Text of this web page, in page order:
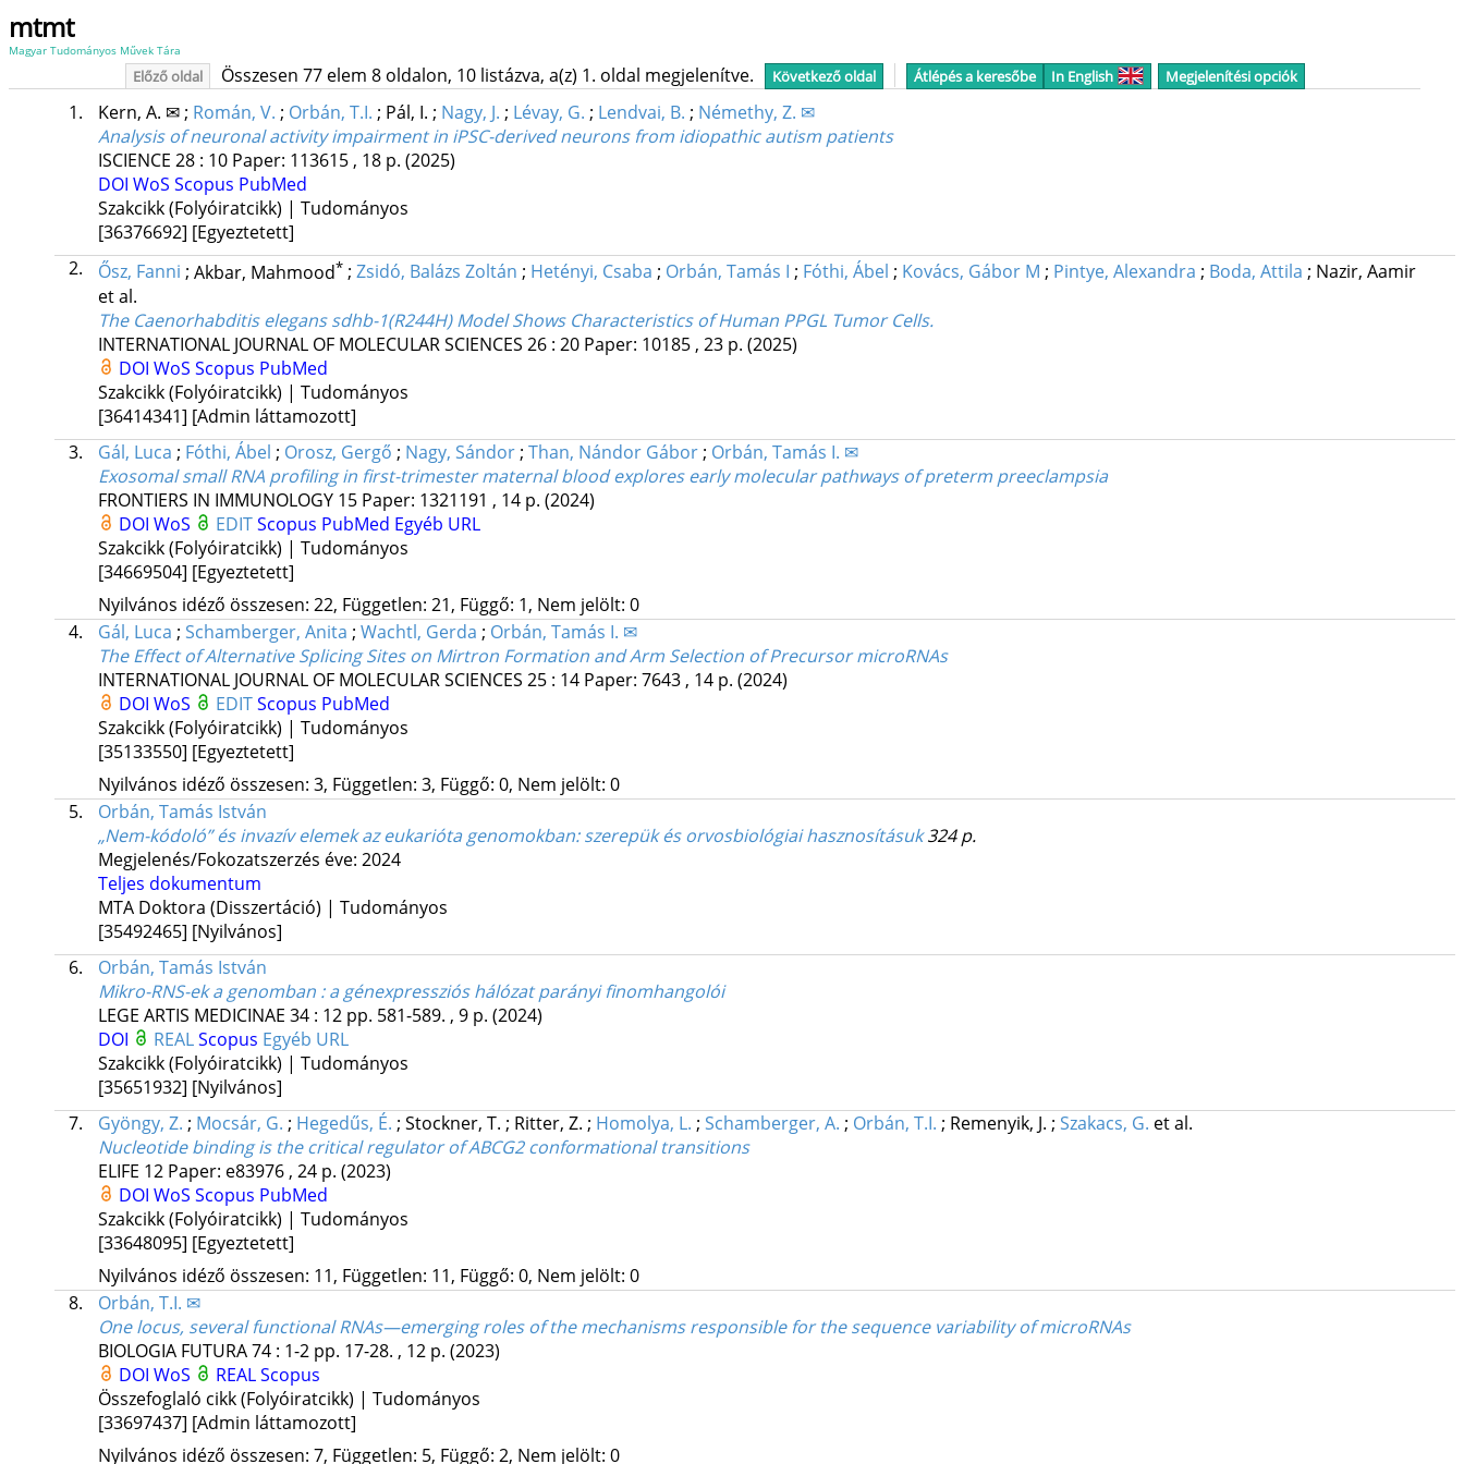
mtmt
Magyar Tudományos Művek Tára
Előző oldal Összesen 77 elem 8 oldalon, 10 listázva, a(z) 1. oldal megjelenítve. Következő oldal Átlépés a keresőbe In English Megjelenítési opciók
1. Kern, A. ✉; Román, V. ; Orbán, T.I. ; Pál, I. ; Nagy, J. ; Lévay, G. ; Lendvai, B. ; Némethy, Z. ✉
Analysis of neuronal activity impairment in iPSC-derived neurons from idiopathic autism patients
ISCIENCE 28: 10 Paper: 113615 , 18 p. (2025)
DOI WoS Scopus PubMed
Szakcikk (Folyóiratcikk) | Tudományos
[36376692] [Egyeztetett]
2.
Ősz, Fanni ; Akbar, Mahmood* ; Zsidó, Balázs Zoltán ; Hetényi, Csaba ; Orbán, Tamás I ; Fóthi, Ábel ; Kovács, Gábor M ; Pintye, Alexandra ; Boda, Attila ; Nazir, Aamir
et al.
The Caenorhabditis elegans sdhb-1(R244H) Model Shows Characteristics of Human PPGL Tumor Cells.
INTERNATIONAL JOURNAL OF MOLECULAR SCIENCES 26: 20 Paper: 10185 , 23 p. (2025)
DOI WoS Scopus PubMed
Szakcikk (Folyóiratcikk) | Tudományos
[36414341] [Admin láttamozott]
3.
Gál, Luca ; Fóthi, Ábel ; Orosz, Gergő ; Nagy, Sándor ; Than, Nándor Gábor ; Orbán, Tamás I. ✉
Exosomal small RNA profiling in first-trimester maternal blood explores early molecular pathways of preterm preeclampsia
FRONTIERS IN IMMUNOLOGY 15 Paper: 1321191 , 14 p. (2024)
DOI WoS EDITScopus PubMed Egyéb URL
Szakcikk (Folyóiratcikk) | Tudományos
[34669504] [Egyeztetett]
Nyilvános idéző összesen: 22, Független: 21, Függő: 1, Nem jelölt: 0
4.
Gál, Luca ; Schamberger, Anita ; Wachtl, Gerda ; Orbán, Tamás I. ✉
The Effect of Alternative Splicing Sites on Mirtron Formation and Arm Selection of Precursor microRNAs
INTERNATIONAL JOURNAL OF MOLECULAR SCIENCES 25: 14 Paper: 7643 , 14 p. (2024)
DOI WoS EDITScopus PubMed
Szakcikk (Folyóiratcikk) | Tudományos
[35133550] [Egyeztetett]
Nyilvános idéző összesen: 3, Független: 3, Függő: 0, Nem jelölt: 0
5.
Orbán, Tamás István
„Nem-kódoló” és invazív elemek az eukarióta genomokban: szerepük és orvosbiológiai hasznosításuk324 p.
Megjelenés/Fokozatszerzés éve: 2024
Teljes dokumentum
MTA Doktora (Disszertáció) | Tudományos
[35492465] [Nyilvános]
6.
Orbán, Tamás István
Mikro-RNS-ek a genomban : a génexpressziós hálózat parányi finomhangolói
LEGE ARTIS MEDICINAE 34: 12 pp. 581-589. , 9 p. (2024)
DOI
REALScopus Egyéb URL
Szakcikk (Folyóiratcikk) | Tudományos
[35651932] [Nyilvános]
7.
Gyöngy, Z. ; Mocsár, G. ; Hegedűs, É. ; Stockner, T. ; Ritter, Z. ; Homolya, L. ; Schamberger, A. ; Orbán, T.I. ; Remenyik, J. ; Szakacs, G. et al.
Nucleotide binding is the critical regulator of ABCG2 conformational transitions
ELIFE 12 Paper: e83976 , 24 p. (2023)
DOI WoS Scopus PubMed
Szakcikk (Folyóiratcikk) | Tudományos
[33648095] [Egyeztetett]
Nyilvános idéző összesen: 11, Független: 11, Függő: 0, Nem jelölt: 0
8.
Orbán, T.I. ✉
One locus, several functional RNAs—emerging roles of the mechanisms responsible for the sequence variability of microRNAs
BIOLOGIA FUTURA74: 1-2 pp. 17-28. , 12 p. (2023)
DOI WoS REALScopus
Összefoglaló cikk (Folyóiratcikk) | Tudományos
[33697437] [Admin láttamozott]
Nyilvános idéző összesen: 7, Független: 5, Függő: 2, Nem jelölt: 0